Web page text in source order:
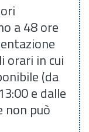
a 48 ore
orari in cui
(da
e dalle
non può